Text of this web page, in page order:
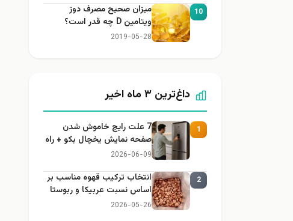
10
میزان صحیح مصرف دوز
ویتامین D چه قدر است؟
2019-05-28
داغ‌ترین ۳ ماه اخیر
1
7 علت رایج خاموش شدن
صفحه نمایش یخچال بکو + راه
حل
2026-06-09
2
انتخاب ترکیب قهوه مناسب بر
اساس نسبت عربیکا و ربوستا
2026-05-26